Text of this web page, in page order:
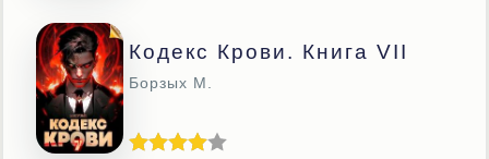
Кодекс Крови. Книга VII
Борзых М.